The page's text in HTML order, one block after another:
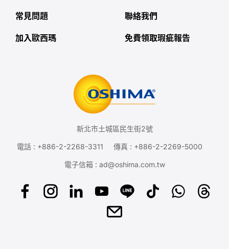
常見問題 聯絡我們
加入歐西瑪 免費領取瑕疵報告
新北市土城區民生街2號
電話 : +886-2-2268-3311 傳真 : +886-2-2269-5000
電子信箱 : ad@oshima.com.tw